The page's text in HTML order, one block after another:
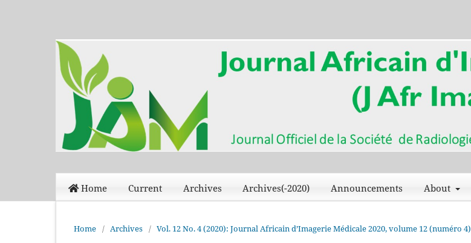
Home Current Archives Archives(-2020) Announcements About
Home / Archives / Vol. 12 No. 4 (2020): Journal Africain d’Imagerie Médicale 2020, volume 12 (numéro 4)